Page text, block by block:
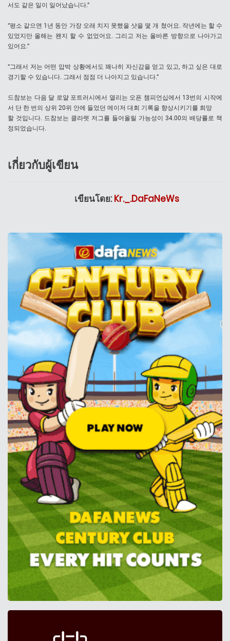
서도 같은 일이 일어났습니다.”
“평소 같으면 1년 동안 가장 오래 치지 못했을 샷을 몇 개 쳤어요. 작년에는 할 수
있었지만 올해는 왠지 할 수 없었어요. 그리고 저는 올바른 방향으로 나아가고
있어요.”
“그래서 저는 어떤 압박 상황에서도 꽤나히 자신감을 얻고 있고, 하고 싶은 대로
경기할 수 있습니다. 그래서 점점 더 나아지고 있습니다.”
드참보는 다음 달 로얄 포트러시에서 열리는 오픈 챔피언십에서 13번의 시작에
서 단 한 번의 상위 20위 안에 들었던 메이저 대회 기록을 향상시키기를 희망
할 것입니다. 드참보는 클라렛 저그를 들어올릴 가능성이 34.00의 배당률로 책
정되었습니다.
เกี่ยวกับผู้เขียน
เขียนโดย:Kr._.DaFaNeWs